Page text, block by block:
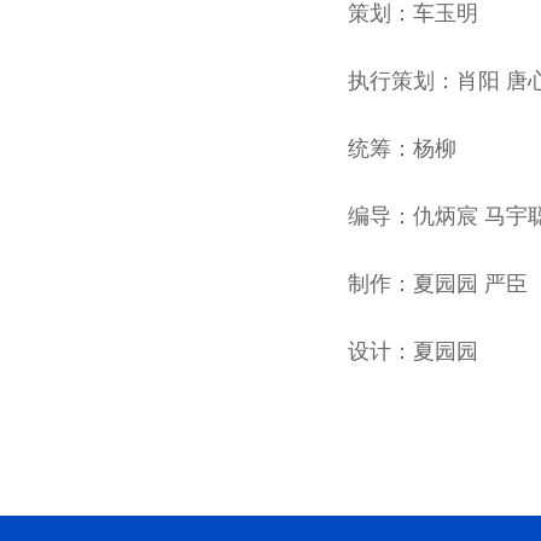
策划：车玉明
执行策划：肖阳 唐
统筹：杨柳
编导：仇炳宸 马宇
制作：夏园园 严臣
设计：夏园园